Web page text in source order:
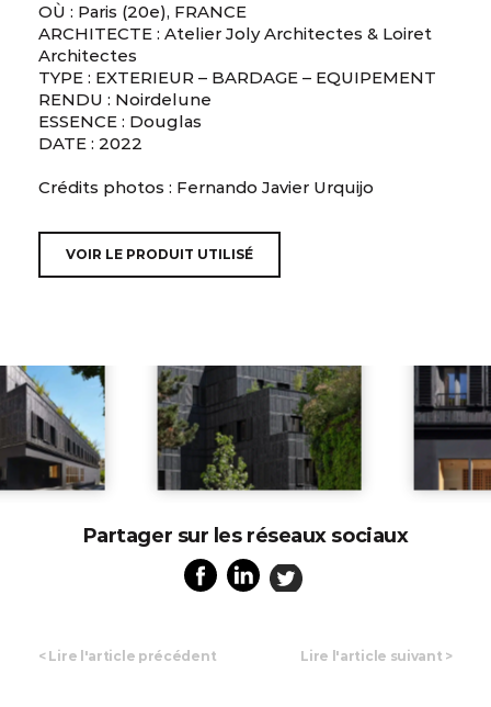
OÙ : Paris (20e), FRANCE
ARCHITECTE : Atelier Joly Architectes & Loiret
Architectes
TYPE : EXTERIEUR – BARDAGE – EQUIPEMENT
RENDU : Noirdelune
ESSENCE : Douglas
DATE : 2022
Crédits photos : Fernando Javier Urquijo
VOIR LE PRODUIT UTILISÉ
Partager sur les réseaux sociaux
<Lire l'article précédent Lire l'article suivant >